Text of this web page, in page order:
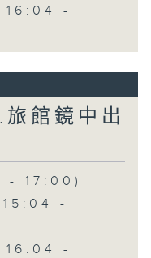
16:04 -
館鏡中出
- 17:00)
15:04 -
16:04 -